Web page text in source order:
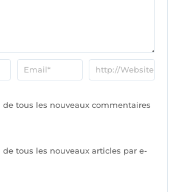
de tous les nouveaux commentaires
de tous les nouveaux articles par e-